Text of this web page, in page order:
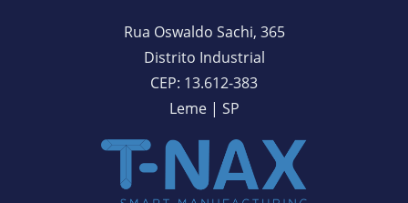
Rua Oswaldo Sachi, 365
Distrito Industrial
CEP: 13.612-383
Leme | SP